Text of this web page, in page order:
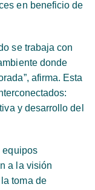
en beneficio de
se trabaja con
donde
afirma. Esta
y desarrollo del
equipos
a la visión
toma de